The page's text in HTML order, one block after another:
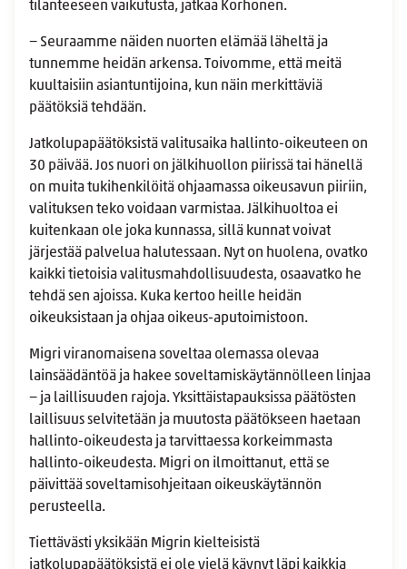
tilanteeseen vaikutusta, jatkaa Korhonen.
− Seuraamme näiden nuorten elämää läheltä ja
tunnemme heidän arkensa. Toivomme, että meitä
kuultaisiin asiantuntijoina, kun näin merkittäviä
päätöksiä tehdään.
Jatkolupapäätöksistä valitusaika hallinto-oikeuteen on
30 päivää. Jos nuori on jälkihuollon piirissä tai hänellä
on muita tukihenkilöitä ohjaamassa oikeusavun piiriin,
valituksen teko voidaan varmistaa. Jälkihuoltoa ei
kuitenkaan ole joka kunnassa, sillä kunnat voivat
järjestää palvelua halutessaan. Nyt on huolena, ovatko
kaikki tietoisia valitusmahdollisuudesta, osaavatko he
tehdä sen ajoissa. Kuka kertoo heille heidän
oikeuksistaan ja ohjaa oikeus-aputoimistoon.
Migri viranomaisena soveltaa olemassa olevaa
lainsäädäntöä ja hakee soveltamiskäytännölleen linjaa
− ja laillisuuden rajoja. Yksittäistapauksissa päätösten
laillisuus selvitetään ja muutosta päätökseen haetaan
hallinto-oikeudesta ja tarvittaessa korkeimmasta
hallinto-oikeudesta. Migri on ilmoittanut, että se
päivittää soveltamisohjeitaan oikeuskäytännön
perusteella.
Tiettävästi yksikään Migrin kielteisistä
jatkolupapäätöksistä ei ole vielä käynyt läpi kaikkia